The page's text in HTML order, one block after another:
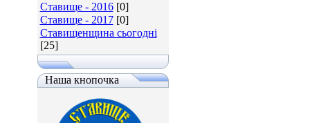
Ставище - 2016 [0]
Ставище - 2017 [0]
Ставищенщина сьогодні
[25]
Наша кнопочка